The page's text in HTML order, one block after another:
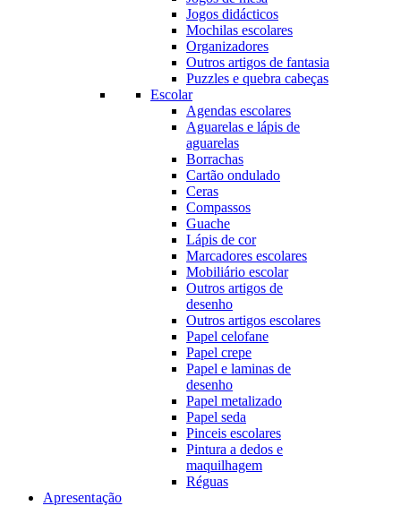
Jogos didácticos
Mochilas escolares
Organizadores
Outros artigos de fantasia
Puzzles e quebra cabeças
Escolar
Agendas escolares
Aguarelas e lápis de
aguarelas
Borrachas
Cartão ondulado
Ceras
Compassos
Guache
Lápis de cor
Marcadores escolares
Mobiliário escolar
Outros artigos de
desenho
Outros artigos escolares
Papel celofane
Papel crepe
Papel e laminas de
desenho
Papel metalizado
Papel seda
Pinceis escolares
Pintura a dedos e
maquilhagem
Réguas
Apresentação